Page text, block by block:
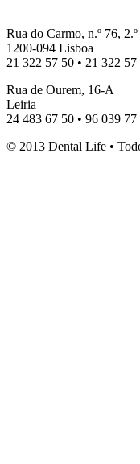
Rua do Carmo, n.º 76, 2.º
1200-094 Lisboa
21 322 57 50 • 21 322 57
Rua de Ourem, 16-A
Leiria
24 483 67 50 • 96 039 77
© 2013 Dental Life •